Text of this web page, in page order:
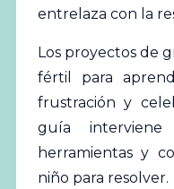
entrelaza con la
Los proyectos de
fértil para
frustración y
guía interviene
herramientas y
niño para resolver.